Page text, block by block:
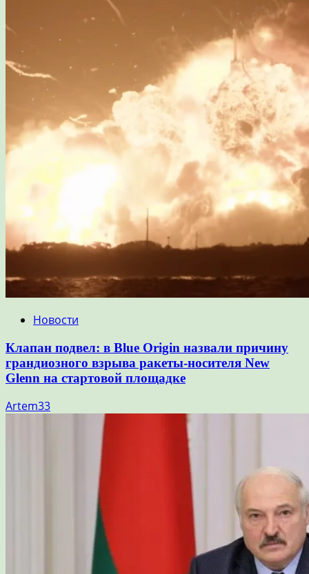
Новости
Клапан подвел: в Blue Origin назвали причину
грандиозного взрыва ракеты-носителя New
Glenn на стартовой площадке
Artem33